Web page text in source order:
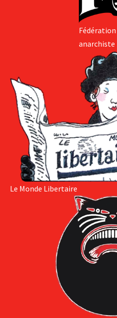
Fédération
anarchiste
Le Monde Libertaire